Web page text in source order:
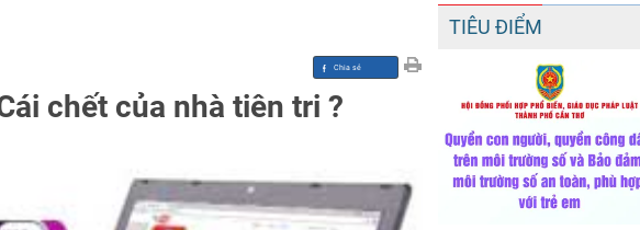
chết của nhà tiên tri ?
TIÊU ĐIỂM